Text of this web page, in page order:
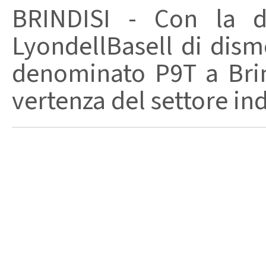
BRINDISI - Con la
LyondellBasell di
denominato P9T a
vertenza del settore